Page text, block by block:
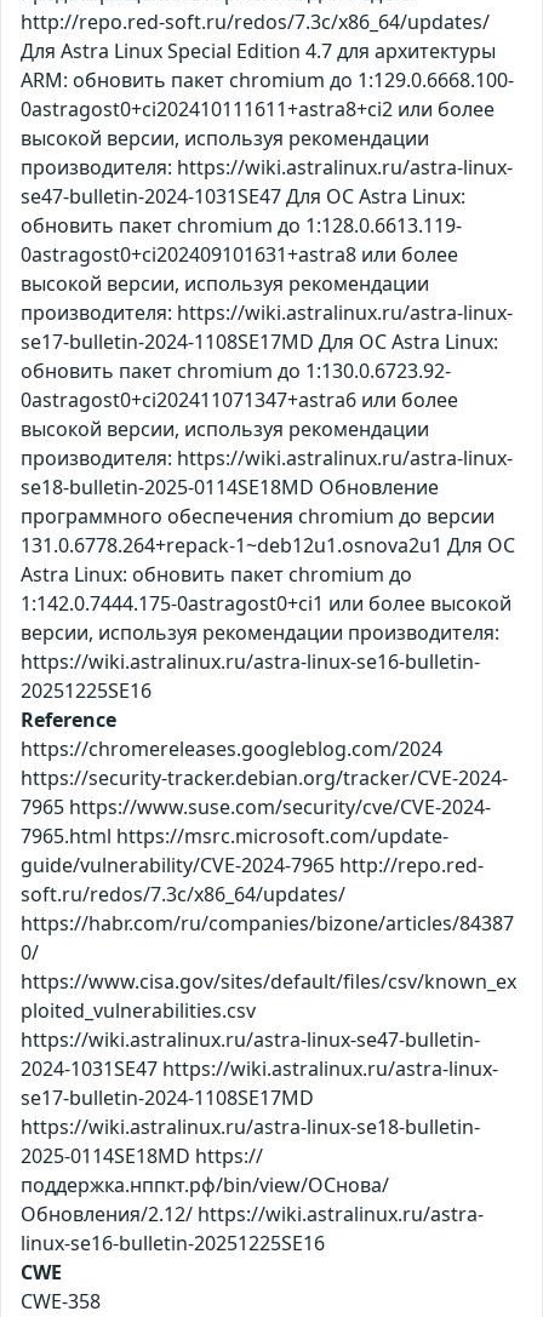
http://repo.red-soft.ru/redos/7.3c/x86_64/updates/
Для Astra Linux Special Edition 4.7 для архитектуры
ARM: обновить пакет chromium до 1:129.0.6668.100-
0astragost0+ci202410111611+astra8+ci2 или более
высокой версии, используя рекомендации
производителя: https://wiki.astralinux.ru/astra-linux-
se47-bulletin-2024-1031SE47 Для ОС Astra Linux:
обновить пакет chromium до 1:128.0.6613.119-
0astragost0+ci202409101631+astra8 или более
высокой версии, используя рекомендации
производителя: https://wiki.astralinux.ru/astra-linux-
se17-bulletin-2024-1108SE17MD Для ОС Astra Linux:
обновить пакет chromium до 1:130.0.6723.92-
0astragost0+ci202411071347+astra6 или более
высокой версии, используя рекомендации
производителя: https://wiki.astralinux.ru/astra-linux-
se18-bulletin-2025-0114SE18MD Обновление
программного обеспечения chromium до версии
131.0.6778.264+repack-1~deb12u1.osnova2u1 Для ОС
Astra Linux: обновить пакет chromium до
1:142.0.7444.175-0astragost0+ci1 или более высокой
версии, используя рекомендации производителя:
https://wiki.astralinux.ru/astra-linux-se16-bulletin-
20251225SE16
Reference
https://chromereleases.googleblog.com/2024
https://security-tracker.debian.org/tracker/CVE-2024-
7965 https://www.suse.com/security/cve/CVE-2024-
7965.html https://msrc.microsoft.com/update-
guide/vulnerability/CVE-2024-7965 http://repo.red-
soft.ru/redos/7.3c/x86_64/updates/
https://habr.com/ru/companies/bizone/articles/84387
0/
https://www.cisa.gov/sites/default/files/csv/known_ex
ploited_vulnerabilities.csv
https://wiki.astralinux.ru/astra-linux-se47-bulletin-
2024-1031SE47 https://wiki.astralinux.ru/astra-linux-
se17-bulletin-2024-1108SE17MD
https://wiki.astralinux.ru/astra-linux-se18-bulletin-
2025-0114SE18MD https://
поддержка.нппкт.рф/bin/view/ОСнова/
Обновления/2.12/ https://wiki.astralinux.ru/astra-
linux-se16-bulletin-20251225SE16
CWE
CWE-358